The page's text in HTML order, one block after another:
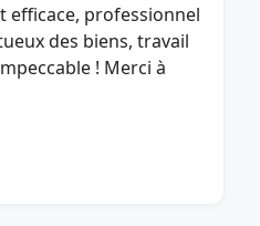
efficace, professionnel
des biens, travail
! Merci à